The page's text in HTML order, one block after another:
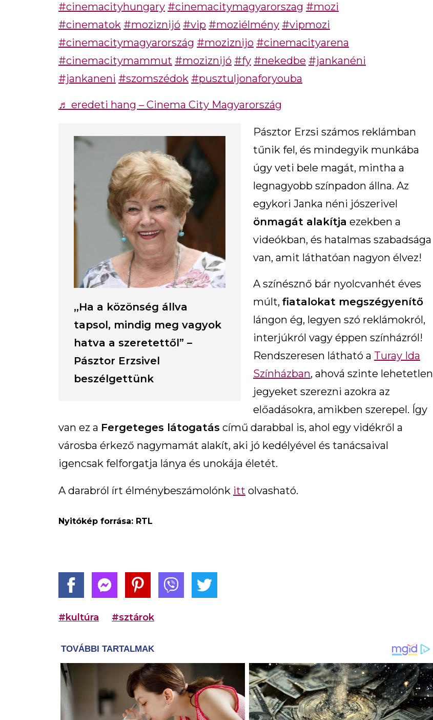
#cinemacityhungary #cinemacitymagyarorszag #mozi
#cinematok #moziznijó #vip #moziélmény #vipmozi
#cinemacitymagyarország #moziznijo #cinemacityarena
#cinemacitymammut #moziznijó #fy #nekedbe #jankanéni
#jankaneni #szomszédok #pusztuljonaforyouba
♬ eredeti hang – Cinema City Magyarország
,,Ha a közönség állva
tapsol, mindig meg vagyok
hatva a szeretettől” –
Pásztor Erzsivel
beszélgettünk
Pásztor Erzsi számos reklámban
tűnik fel, és mindegyik munkába
úgy veti bele magát, mintha a
legnagyobb színpadon állna. Az
egykori Janka néni jószerivel
önmagát alakítja ezekben a
videókban, és hatalmas szabadsága
van, amit láthatóan nagyon élvez!
A színésznő bár nyolcvanhét éves
múlt, fiatalokat megszégyenítő
lángon ég, legyen szó reklámokról,
interjúkról vagy éppen színházról!
Rendszeresen látható a Turay Ida
Színházban, ahová szinte lehetetlen
jegyeket szerezni azokra az
előadásokra, amikben szerepel. Így
van ez a Fergeteges látogatás című darabbal is, ahol egy vidékről a
városba érkező nagymamát alakít, aki jó kedélyével és tanácsaival
igencsak felforgatja lánya és unokája életét.
A darabról írt élménybeszámolónk itt olvasható.
Nyitókép forrása: RTL
#kultúra #sztárok